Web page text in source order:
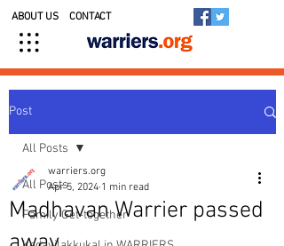
ABOUT US CONTACT
Post
All Posts
Family Get-together
All Posts
Madhavan Warrier passed
warriers.org
Apr 5, 2024 1 min read